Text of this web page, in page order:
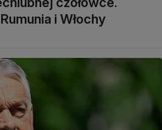
i Włochy